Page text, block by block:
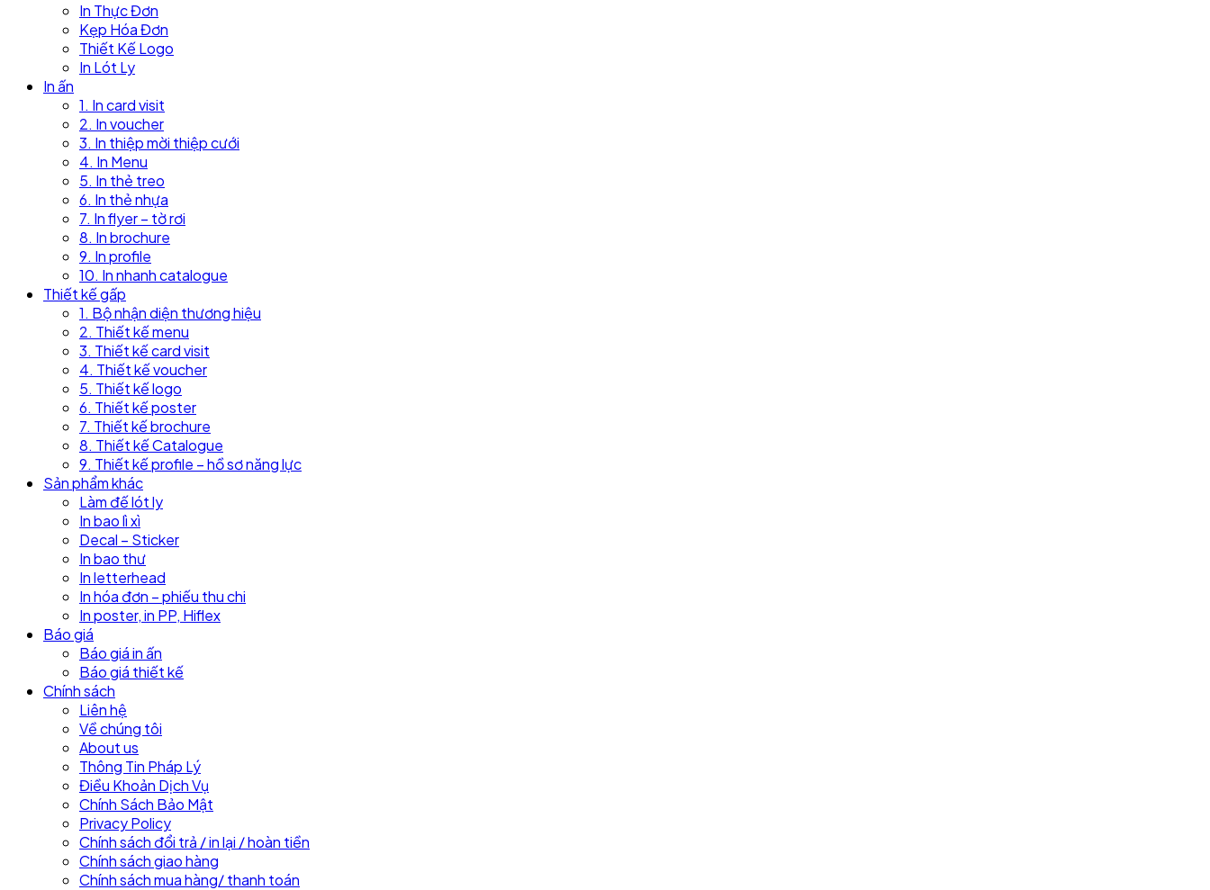
In Thực Đơn
Kẹp Hóa Đơn
Thiết Kế Logo
In Lót Ly
In ấn
1. In card visit
2. In voucher
3. In thiệp mời thiệp cưới
4. In Menu
5. In thẻ treo
6. In thẻ nhựa
7. In flyer – tờ rơi
8. In brochure
9. In profile
10. In nhanh catalogue
Thiết kế gấp
1. Bộ nhận diện thương hiệu
2. Thiết kế menu
3. Thiết kế card visit
4. Thiết kế voucher
5. Thiết kế logo
6. Thiết kế poster
7. Thiết kế brochure
8. Thiết kế Catalogue
9. Thiết kế profile – hồ sơ năng lực
Sản phẩm khác
Làm đế lót ly
In bao lì xì
Decal – Sticker
In bao thư
In letterhead
In hóa đơn – phiếu thu chi
In poster, in PP, Hiflex
Báo giá
Báo giá in ấn
Báo giá thiết kế
Chính sách
Liên hệ
Về chúng tôi
About us
Thông Tin Pháp Lý
Điều Khoản Dịch Vụ
Chính Sách Bảo Mật
Privacy Policy
Chính sách đổi trả / in lại / hoàn tiền
Chính sách giao hàng
Chính sách mua hàng/ thanh toán